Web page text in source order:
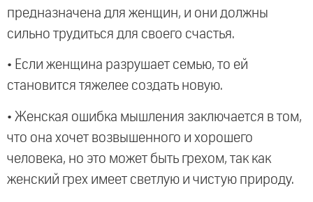
предназначена для женщин, и они должны
сильно трудиться для своего счастья.
• Если женщина разрушает семью, то ей
становится тяжелее создать новую.
• Женская ошибка мышления заключается в том,
что она хочет возвышенного и хорошего
человека, но это может быть грехом, так как
женский грех имеет светлую и чистую природу.